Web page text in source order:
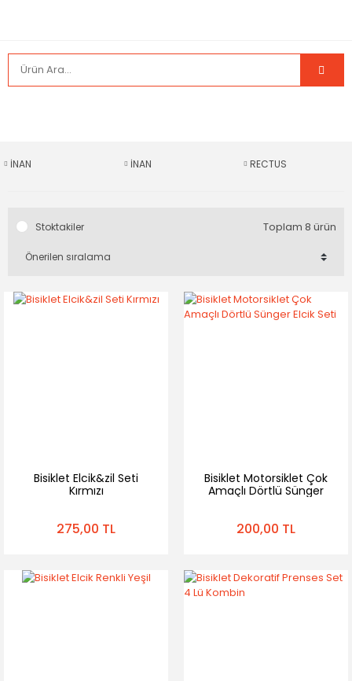
İNAN İNAN RECTUS
Stoktakiler Toplam 8 ürün
Bisiklet Elcik&zil Seti
Kırmızı
275,00 TL
Bisiklet Motorsiklet Çok
Amaçlı Dörtlü Sünger
200,00 TL